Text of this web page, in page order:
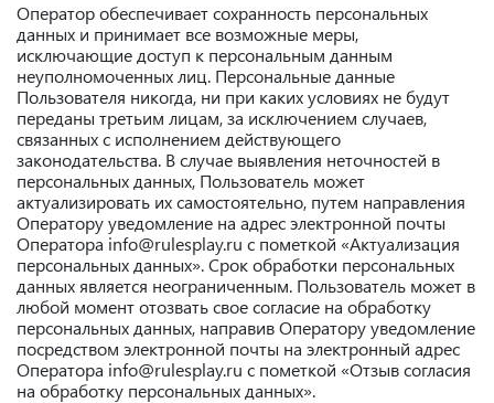
Оператор обеспечивает сохранность персональных
данных и принимает все возможные меры,
исключающие доступ к персональным данным
неуполномоченных лиц. Персональные данные
Пользователя никогда, ни при каких условиях не будут
переданы третьим лицам, за исключением случаев,
связанных с исполнением действующего
законодательства. В случае выявления неточностей в
персональных данных, Пользователь может
актуализировать их самостоятельно, путем направления
Оператору уведомление на адрес электронной почты
Оператора info@rulesplay.ru с пометкой «Актуализация
персональных данных». Срок обработки персональных
данных является неограниченным. Пользователь может в
любой момент отозвать свое согласие на обработку
персональных данных, направив Оператору уведомление
посредством электронной почты на электронный адрес
Оператора info@rulesplay.ru с пометкой «Отзыв согласия
на обработку персональных данных».